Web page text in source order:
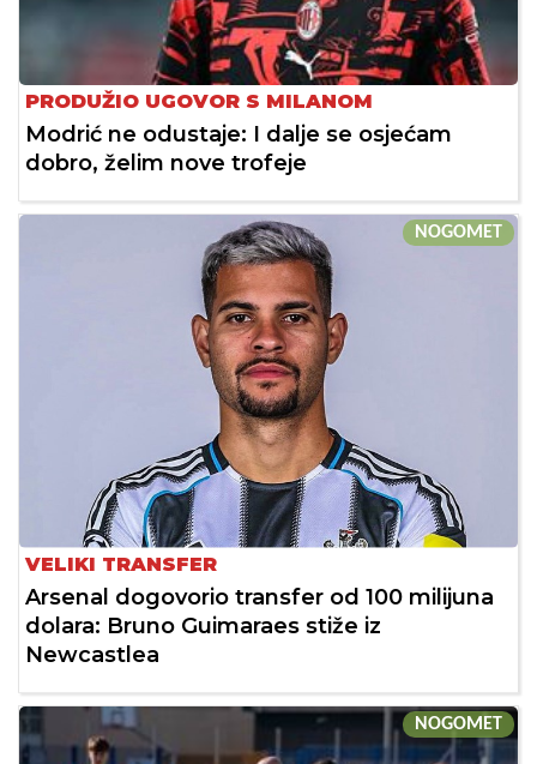
PRODUŽIO UGOVOR S MILANOM
Modrić ne odustaje: I dalje se osjećam
dobro, želim nove trofeje
NOGOMET
VELIKI TRANSFER
Arsenal dogovorio transfer od 100 milijuna
dolara: Bruno Guimaraes stiže iz
Newcastlea
NOGOMET